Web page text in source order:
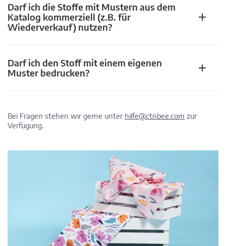
Darf ich die Stoffe mit Mustern aus dem
Katalog kommerziell (z.B. für
Wiederverkauf) nutzen?
Darf ich den Stoff mit einem eigenen
Muster bedrucken?
Bei Fragen stehen wir gerne unter hilfe@ctnbee.com zur
Verfügung.